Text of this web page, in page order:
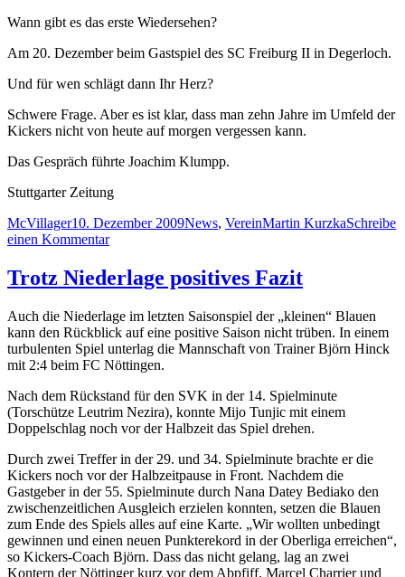
Wann gibt es das erste Wiedersehen?
Am 20. Dezember beim Gastspiel des SC Freiburg II in Degerloch.
Und für wen schlägt dann Ihr Herz?
Schwere Frage. Aber es ist klar, dass man zehn Jahre im Umfeld der
Kickers nicht von heute auf morgen vergessen kann.
Das Gespräch führte Joachim Klumpp.
Stuttgarter Zeitung
Autor
McVillagerVeröffentlicht
am
10. Dezember 2009Kategorien
News, VereinSchlagwörter
Martin KurzkaSchreibe
einen Kommentarzu
neue
Dimension“
bei
Martin
Kurzka
Trotz Niederlage positives Fazit
Auch die Niederlage im letzten Saisonspiel der „kleinen“ Blauen
kann den Rückblick auf eine positive Saison nicht trüben. In einem
turbulenten Spiel unterlag die Mannschaft von Trainer Björn Hinck
mit 2:4 beim FC Nöttingen.
Nach dem Rückstand für den SVK in der 14. Spielminute
(Torschütze Leutrim Nezira), konnte Mijo Tunjic mit einem
Doppelschlag noch vor der Halbzeit das Spiel drehen.
Durch zwei Treffer in der 29. und 34. Spielminute brachte er die
Kickers noch vor der Halbzeitpause in Front. Nachdem die
Gastgeber in der 55. Spielminute durch Nana Datey Bediako den
zwischenzeitlichen Ausgleich erzielen konnten, setzen die Blauen
zum Ende des Spiels alles auf eine Karte. „Wir wollten unbedingt
gewinnen und einen neuen Punkterekord in der Oberliga erreichen“,
so Kickers-Coach Björn. Dass das nicht gelang, lag an zwei
Kontern der Nöttinger kurz vor dem Abpfiff. Marcel Charrier und